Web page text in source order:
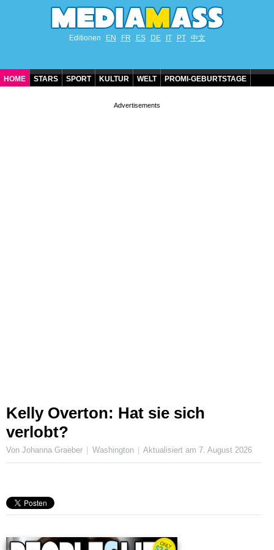
Editionen EN FR ES DE IT PT 中文
HOME STARS SPORT KULTUR WELT PROMI-GEBURTSTAGE
Kelly Overton: Hat sie sich
verlobt?
Von Johanna Graeber Washington Aktualisiert am 7. August 2026